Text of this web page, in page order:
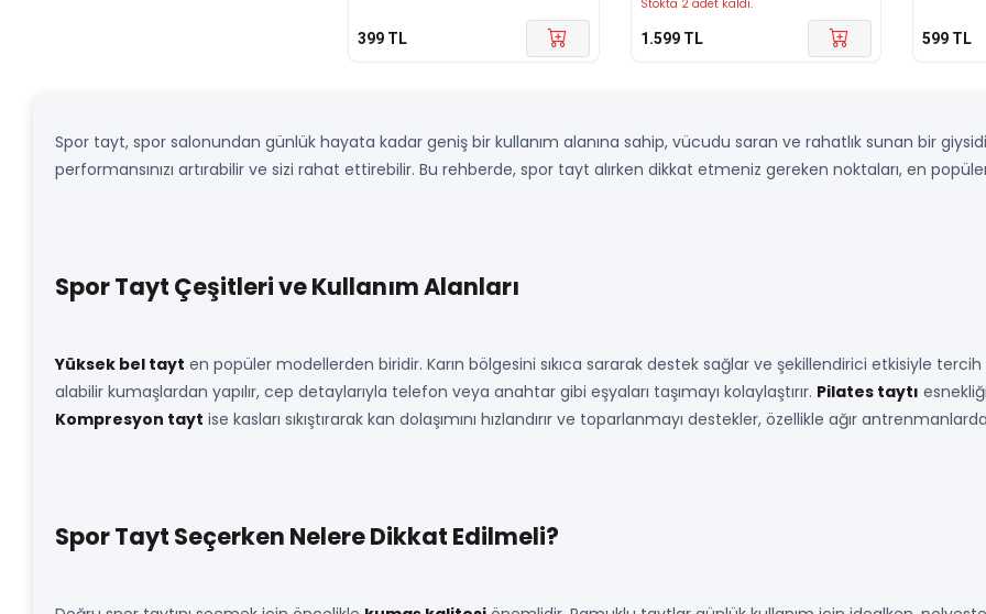
399 TL
Stokta 2 adet kaldı.
1.599 TL 599 TL
Spor tayt, spor salonundan günlük hayata kadar geniş bir kullanım alanına sahip, vücudu saran ve rahatlık sunan bir
performansınızı artırabilir ve sizi rahat ettirebilir. Bu rehberde, spor tayt alırken dikkat etmeniz gereken noktaları, en
Spor Tayt Çeşitleri ve Kullanım Alanları
Yüksek bel tayt en popüler modellerden biridir. Karın bölgesini sıkıca sararak destek sağlar ve şekillendirici etkisiyle tercih
alabilir kumaşlardan yapılır, cep detaylarıyla telefon veya anahtar gibi eşyaları taşımayı kolaylaştırır. Pilates taytı
Kompresyon tayt ise kasları sıkıştırarak kan dolaşımını hızlandırır ve toparlanmayı destekler, özellikle ağır
Spor Tayt Seçerken Nelere Dikkat Edilmeli?